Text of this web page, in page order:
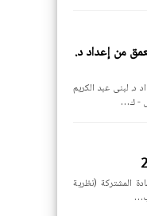
من إعداد د.
د. لبنى عبد الكريم
المشتركة (نظرية